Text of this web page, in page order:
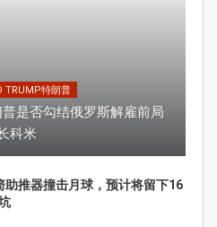
TRUMP特朗普
是否勾结俄罗斯解雇前局
科米
助推器撞击月球，预计将留下16